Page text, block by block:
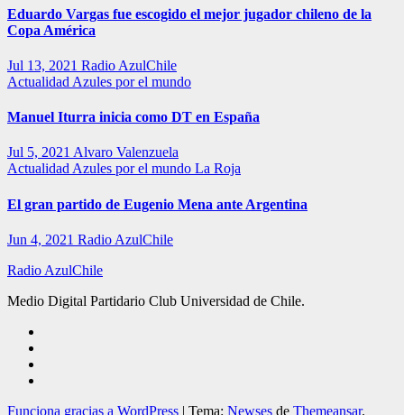
Eduardo Vargas fue escogido el mejor jugador chileno de la
Copa América
Jul 13, 2021 Radio AzulChile
Actualidad Azules por el mundo
Manuel Iturra inicia como DT en España
Jul 5, 2021 Alvaro Valenzuela
Actualidad Azules por el mundo La Roja
El gran partido de Eugenio Mena ante Argentina
Jun 4, 2021 Radio AzulChile
Radio AzulChile
Medio Digital Partidario Club Universidad de Chile.
Funciona gracias a WordPress | Tema: Newses de Themeansar.